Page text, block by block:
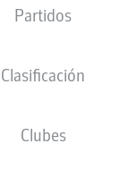
Partidos
Clasificación
Clubes